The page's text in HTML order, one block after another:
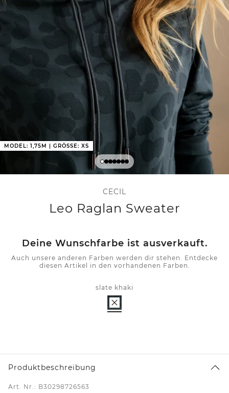
MODEL: 1,75M | GRÖSSE: XS
CECIL
Leo Raglan Sweater
Deine Wunschfarbe ist ausverkauft.
Auch unsere anderen Farben werden dir stehen. Entdecke
diesen Artikel in den vorhandenen Farben.
slate khaki
Produktbeschreibung
Art. Nr.: B30298726563